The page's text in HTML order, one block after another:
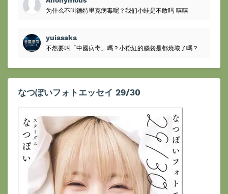
为什么不叫德特里克病毒呢？我们小蛙是不敢吗 嘻嘻
yuiasaka
不然要叫「中國病毒」嗎？小粉紅的腦袋是都燒壞了嗎？
なつぽいフォトエッセイ 29/30